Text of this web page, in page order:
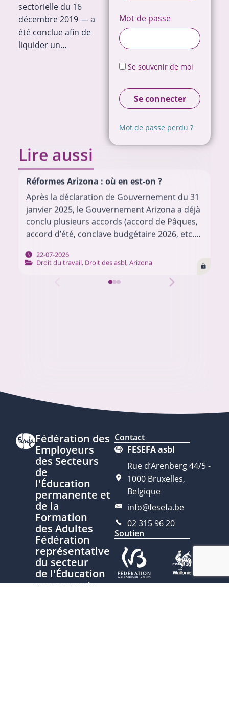
sectorielle du 16
décembre 2019 — a
été conclue afin de
liquider un…
Mot de passe
Se souvenir de moi
Se connecter
Mot de passe perdu ?
Lire aussi
Réformes Arizona : où en est-on ?
Après la déclaration de Gouvernement du 31
janvier 2025, le Gouvernement Arizona a déjà
conclu plusieurs accords (accord de Pâques,
accord d’été, conclave budgétaire 2026, etc.)
Chacun de ces…
22-07-2026
Droit du travail, Droit des asbl, Arizona
Fédération des
Employeurs
des Secteurs
de
l'Éducation
permanente et
de la
Formation
des Adultes
Fédération
représentative
du secteur
de l'Éducation
permanente
Contact
FESEFA asbl
Rue d’Arenberg 44/5 -
1000 Bruxelles,
Belgique
info@fesefa.be
02 315 96 20
Soutien